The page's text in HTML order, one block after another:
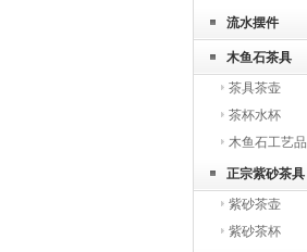
流水摆件
木鱼石茶具
茶具茶壶
茶杯水杯
木鱼石工艺品
正宗紫砂茶具
紫砂茶壶
紫砂茶杯